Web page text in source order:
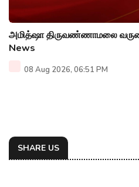
அமித்ஷா திருவண்ணாமலை
News
08 Aug 2026, 06:51 PM
SHARE US